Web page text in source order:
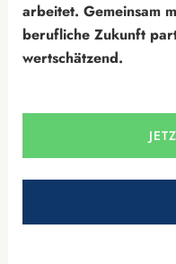
arbeitet. Gemeinsam
berufliche Zukunft
wertschätzend.